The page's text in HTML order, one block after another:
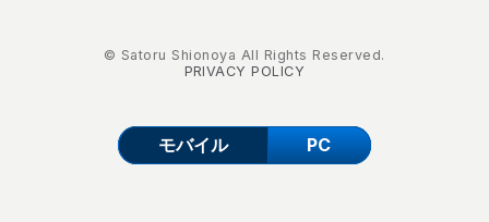
© Satoru Shionoya All Rights Reserved.
PRIVACY POLICY
モバイル PC